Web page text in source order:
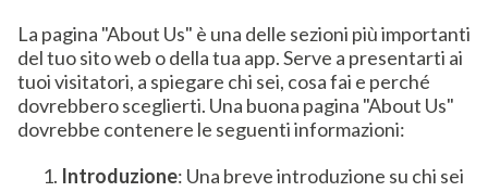
La pagina "About Us" è una delle sezioni più importanti
del tuo sito web o della tua app. Serve a presentarti ai
tuoi visitatori, a spiegare chi sei, cosa fai e perché
dovrebbero sceglierti. Una buona pagina "About Us"
dovrebbe contenere le seguenti informazioni:
Introduzione: Una breve introduzione su chi sei